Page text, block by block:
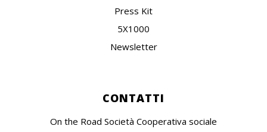
Press Kit
5X1000
Newsletter
CONTATTI
On the Road Società Cooperativa sociale